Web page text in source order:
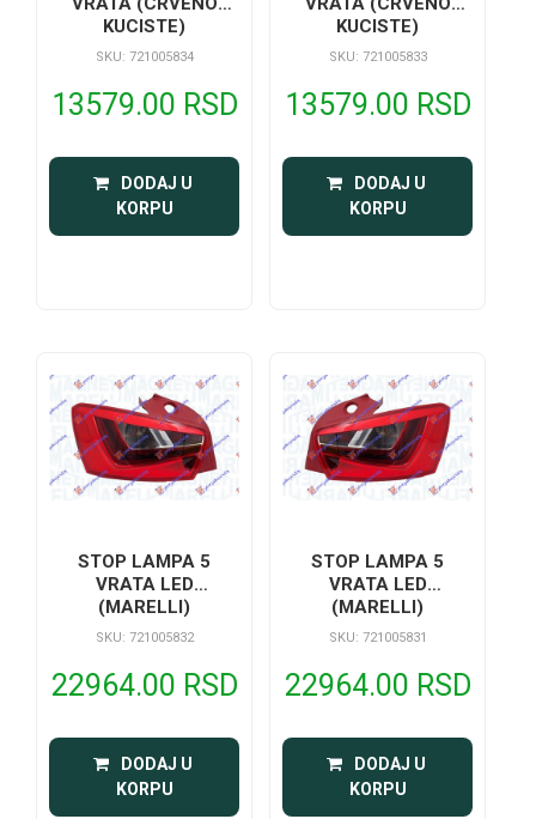
KUCISTE)
SKU: 721005834
13579.00 RSD
DODAJ U
KORPU
KUCISTE)
SKU: 721005833
13579.00 RSD
DODAJ U
KORPU
STOP LAMPA 5
VRATA LED
(MARELLI)
SKU: 721005832
22964.00 RSD
DODAJ U
KORPU
STOP LAMPA 5
VRATA LED
(MARELLI)
SKU: 721005831
22964.00 RSD
DODAJ U
KORPU